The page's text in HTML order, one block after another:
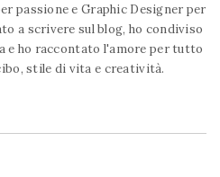
passione e Graphic Designer per
a scrivere sul blog, ho condiviso
e ho raccontato l'amore per tutto
stile di vita e creatività.